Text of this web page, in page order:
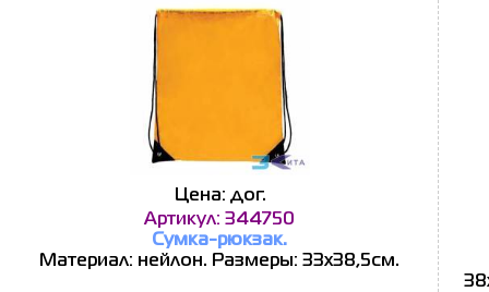
Цена: дог.
Артикул: 344750
Сумка-рюкзак.
Материал: нейлон. Размеры: 33х38,5см.